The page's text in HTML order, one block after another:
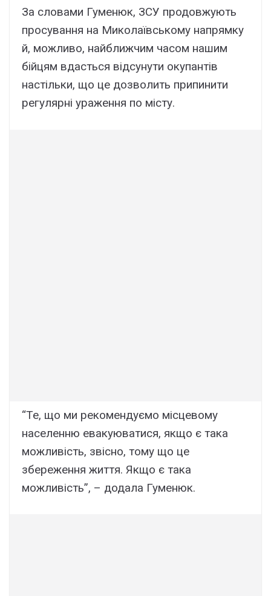
За словами Гуменюк, ЗСУ продовжують
просування на Миколаївському напрямку
й, можливо, найближчим часом нашим
бійцям вдасться відсунути окупантів
настільки, що це дозволить припинити
регулярні ураження по місту.
“Те, що ми рекомендуємо місцевому
населенню евакуюватися, якщо є така
можливість, звісно, тому що це
збереження життя. Якщо є така
можливість”, – додала Гуменюк.